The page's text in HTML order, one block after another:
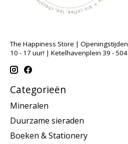
The Happiness Store |
10 - 17 uur! | Ketelhavenplein 39 -
Categorieën
Mineralen
Duurzame sieraden
Boeken & Stationery